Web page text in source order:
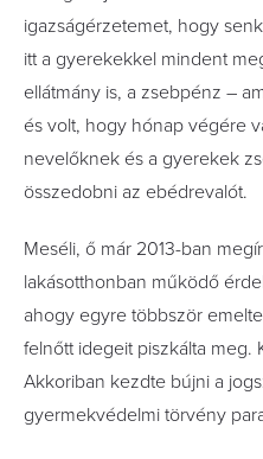
igazságérzetemet, hogy
itt a gyerekekkel mindent
ellátmány is, a zsebpénz –
és volt, hogy hónap végére
nevelőknek és a gyerekek
összedobni az ebédrevalót.
Meséli, ő már 2013-ban
lakásotthonban működő
ahogy egyre többször
felnőtt idegeit piszkálta meg.
Akkoriban kezdte bújni a
gyermekvédelmi törvény